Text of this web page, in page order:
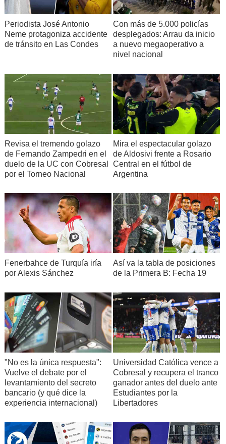
Periodista José Antonio
Neme protagoniza accidente
de tránsito en Las Condes
Con más de 5.000 policías
desplegados: Arrau da inicio
a nuevo megaoperativo a
nivel nacional
Revisa el tremendo golazo
de Fernando Zampedri en el
duelo de la UC con Cobresal
por el Torneo Nacional
Mira el espectacular golazo
de Aldosivi frente a Rosario
Central en el fútbol de
Argentina
Fenerbahce de Turquía iría
por Alexis Sánchez
Así va la tabla de posiciones
de la Primera B: Fecha 19
"No es la única respuesta":
Vuelve el debate por el
levantamiento del secreto
bancario (y qué dice la
experiencia internacional)
Universidad Católica vence a
Cobresal y recupera el tranco
ganador antes del duelo ante
Estudiantes por la
Libertadores